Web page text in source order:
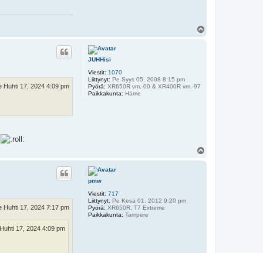
JUHHisi
Viestit: 1070
Liittynyt: Pe Syys 05, 2008 8:15 pm
Pyörä: XR650R vm.-00 & XR400R vm.-97
Paikkakunta: Häme
Huhti 17, 2024 4:09 pm
pmw
Viestit: 717
Liittynyt: Pe Kesä 01, 2012 9:20 pm
Pyörä: XR650R, T7 Extreme
Paikkakunta: Tampere
Huhti 17, 2024 7:17 pm
17, 2024 4:09 pm